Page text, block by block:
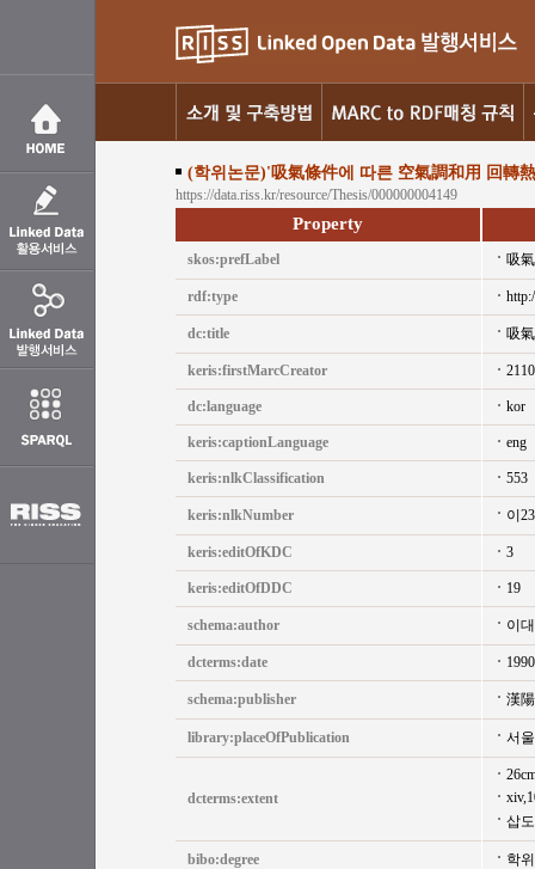
(학위논문)'吸氣條件에 따른 空氣調和用 回轉
https://data.riss.kr/resource/Thesis/000000004149
Property
skos:prefLabel 吸
rdf:type
dc:title 吸
keris:firstMarcCreator
dc:language kor
keris:captionLanguage eng
keris:nlkClassification 553
keris:nlkNumber 이
keris:editOfKDC 3
keris:editOfDDC 19
schema:author 이
dcterms:date 1990
schema:publisher 漢
library:placeOfPublication 서울
dcterms:extent
삽도
bibo:degree 학